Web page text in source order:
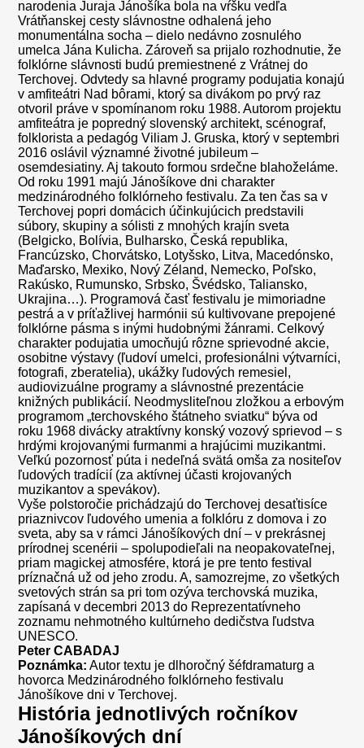
narodenia Juraja Jánošíka bola na vŕšku vedľa
Vrátňanskej cesty slávnostne odhalená jeho
monumentálna socha – dielo nedávno zosnulého
umelca Jána Kulicha. Zároveň sa prijalo rozhodnutie, že
folklórne slávnosti budú premiestnené z Vrátnej do
Terchovej. Odvtedy sa hlavné programy podujatia konajú
v amfiteátri Nad bôrami, ktorý sa divákom po prvý raz
otvoril práve v spomínanom roku 1988. Autorom projektu
amfiteátra je popredný slovenský architekt, scénograf,
folklorista a pedagóg Viliam J. Gruska, ktorý v septembri
2016 oslávil významné životné jubileum –
osemdesiatiny. Aj takouto formou srdečne blahoželáme.
Od roku 1991 majú Jánošíkove dni charakter
medzinárodného folklórneho festivalu. Za ten čas sa v
Terchovej popri domácich účinkujúcich predstavili
súbory, skupiny a sólisti z mnohých krajín sveta
(Belgicko, Bolívia, Bulharsko, Česká republika,
Francúzsko, Chorvátsko, Lotyšsko, Litva, Macedónsko,
Maďarsko, Mexiko, Nový Zéland, Nemecko, Poľsko,
Rakúsko, Rumunsko, Srbsko, Švédsko, Taliansko,
Ukrajina…). Programová časť festivalu je mimoriadne
pestrá a v príťažlivej harmónii sú kultivovane prepojené
folklórne pásma s inými hudobnými žánrami. Celkový
charakter podujatia umocňujú rôzne sprievodné akcie,
osobitne výstavy (ľudoví umelci, profesionálni výtvarníci,
fotografi, zberatelia), ukážky ľudových remesiel,
audiovizuálne programy a slávnostné prezentácie
knižných publikácií. Neodmysliteľnou zložkou a erbovým
programom „terchovského štátneho sviatku“ býva od
roku 1968 divácky atraktívny konský vozový sprievod – s
hrdými krojovanými furmanmi a hrajúcimi muzikantmi.
Veľkú pozornosť púta i nedeľná svätá omša za nositeľov
ľudových tradícií (za aktívnej účasti krojovaných
muzikantov a spevákov).
Vyše polstoročie prichádzajú do Terchovej desaťtisíce
priaznivcov ľudového umenia a folklóru z domova i zo
sveta, aby sa v rámci Jánošíkových dní – v prekrásnej
prírodnej scenérii – spolupodieľali na neopakovateľnej,
priam magickej atmosfére, ktorá je pre tento festival
príznačná už od jeho zrodu. A, samozrejme, zo všetkých
svetových strán sa pri tom ozýva terchovská muzika,
zapísaná v decembri 2013 do Reprezentatívneho
zoznamu nehmotného kultúrneho dedičstva ľudstva
UNESCO.
Peter CABADAJ
Poznámka: Autor textu je dlhoročný šéfdramaturg a
hovorca Medzinárodného folklórneho festivalu
Jánošíkove dni v Terchovej.
História jednotlivých ročníkov
Jánošíkových dní